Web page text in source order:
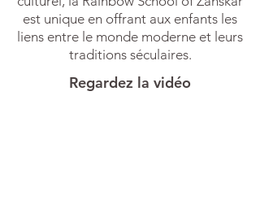
est unique en offrant aux enfants les
liens entre le monde moderne et leurs
traditions séculaires.
Regardez la vidéo